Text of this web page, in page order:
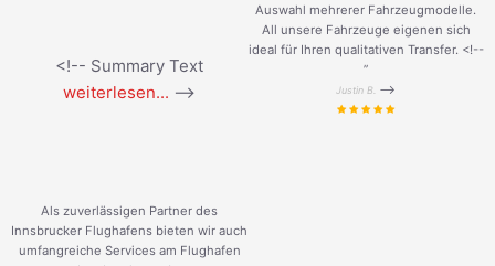
<!-- Summary Text
weiterlesen... -->
Auswahl mehrerer Fahrzeugmodelle.
All unsere Fahrzeuge eigenen sich
ideal für Ihren qualitativen Transfer. <!--
”
Justin B. -->
Als zuverlässigen Partner des
Innsbrucker Flughafens bieten wir auch
umfangreiche Services am Flughafen